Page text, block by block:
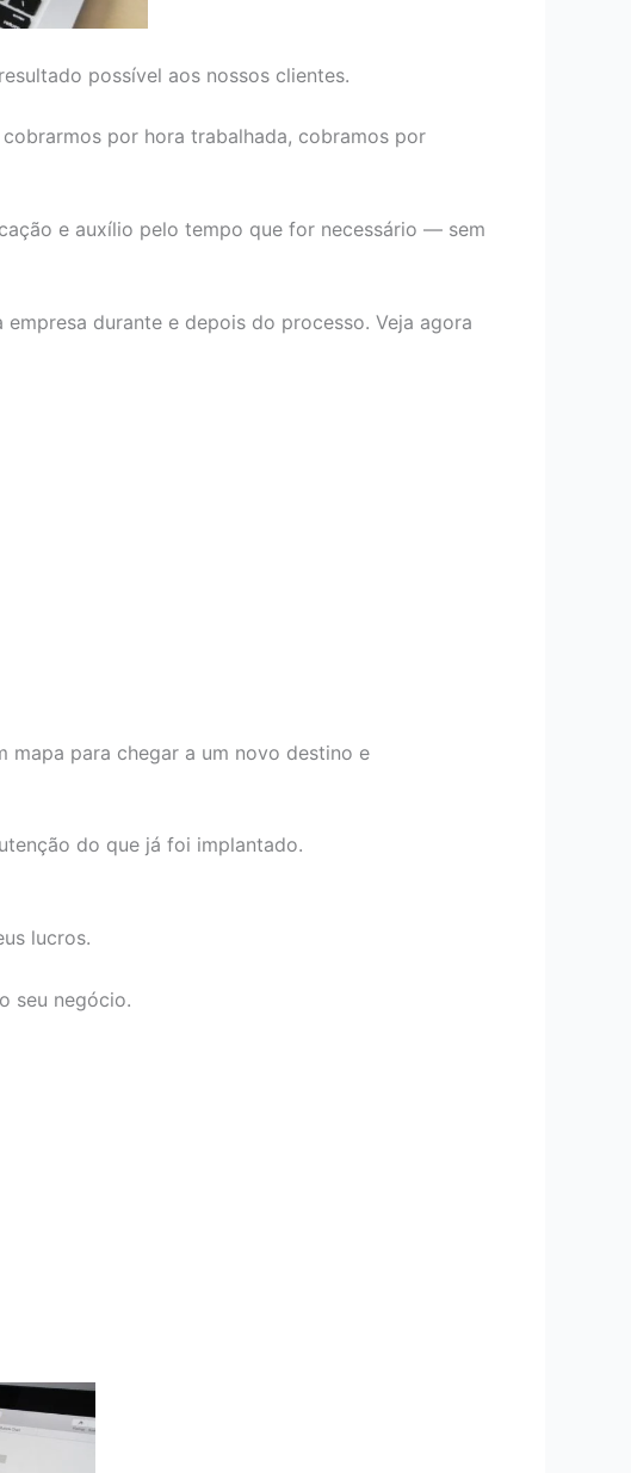
possível aos nossos clientes.
por hora trabalhada, cobramos por
e auxílio pelo tempo que for necessário — sem
durante e depois do processo. Veja agora
mapa para chegar a um novo destino e
do que já foi implantado.
lucros.
seu negócio.